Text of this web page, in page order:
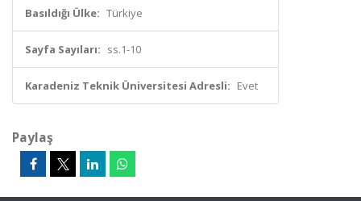
Basıldığı Ülke: Türkiye
Sayfa Sayıları: ss.1-10
Karadeniz Teknik Üniversitesi Adresli: Evet
Paylaş